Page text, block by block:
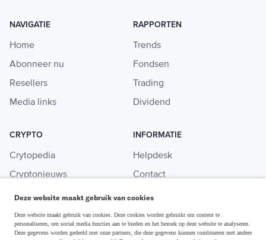
NAVIGATIE
Home
Abonneer nu
Resellers
Media links
RAPPORTEN
Trends
Fondsen
Trading
Dividend
CRYPTO
Crytopedia
Cryptonieuws
Crypto koopgids
Investeren in crypto
INFORMATIE
Helpdesk
Contact
Adverteren
Deze website maakt gebruik van cookies
Deze website maakt gebruik van cookies. Deze cookies worden gebruikt om content te
personaliseren, om social media functies aan te bieden en het bezoek op deze website te analyseren.
Deze gegevens worden gedeeld met onze partners, die deze gegevens kunnen combineren met andere